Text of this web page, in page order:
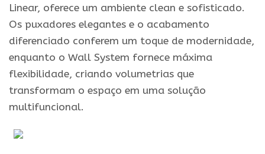
Linear, oferece um ambiente clean e sofisticado.
Os puxadores elegantes e o acabamento
diferenciado conferem um toque de modernidade,
enquanto o Wall System fornece máxima
flexibilidade, criando volumetrias que
transformam o espaço em uma solução
multifuncional.